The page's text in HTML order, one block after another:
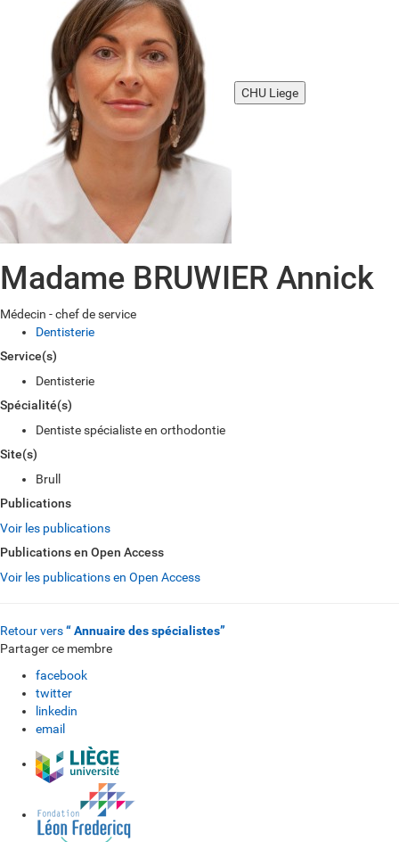
CHU Liege
Madame BRUWIER Annick
Médecin - chef de service
Dentisterie
Service(s)
Dentisterie
Spécialité(s)
Dentiste spécialiste en orthodontie
Site(s)
Brull
Publications
Voir les publications
Publications en Open Access
Voir les publications en Open Access
Retour vers“ Annuaire des spécialistes”
Partager ce membre
facebook
twitter
linkedin
email